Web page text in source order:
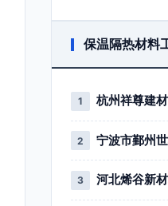
保温隔热材料
1 杭州祥尊建
2 宁波市鄞州
3 河北烯谷新